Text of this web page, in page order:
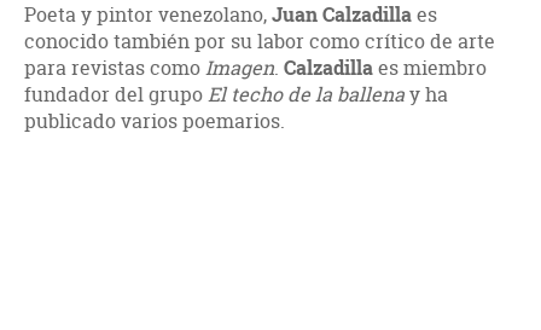
Poeta y pintor venezolano,Juan Calzadillaes
conocido también por su labor como crítico de arte
para revistas comoImagen. Calzadillaes miembro
fundador del grupoEl techo de la ballenay ha
publicado varios poemarios.